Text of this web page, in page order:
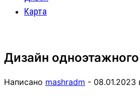
Карта
Дизайн
Написано mashradm - 08.01.2023